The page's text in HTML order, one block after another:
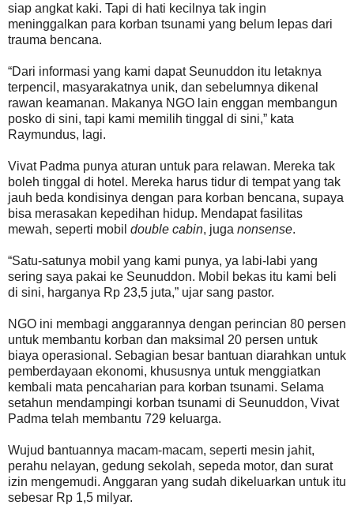
siap angkat kaki. Tapi di hati kecilnya tak ingin
meninggalkan para korban tsunami yang belum lepas dari
trauma bencana.
“Dari informasi yang kami dapat Seunuddon itu letaknya
terpencil, masyarakatnya unik, dan sebelumnya dikenal
rawan keamanan. Makanya NGO lain enggan membangun
posko di sini, tapi kami memilih tinggal di sini,” kata
Raymundus, lagi.
Vivat Padma punya aturan untuk para relawan. Mereka tak
boleh tinggal di hotel. Mereka harus tidur di tempat yang tak
jauh beda kondisinya dengan para korban bencana, supaya
bisa merasakan kepedihan hidup. Mendapat fasilitas
mewah, seperti mobil double cabin, juga nonsense.
“Satu-satunya mobil yang kami punya, ya labi-labi yang
sering saya pakai ke Seunuddon. Mobil bekas itu kami beli
di sini, harganya Rp 23,5 juta,” ujar sang pastor.
NGO ini membagi anggarannya dengan perincian 80 persen
untuk membantu korban dan maksimal 20 persen untuk
biaya operasional. Sebagian besar bantuan diarahkan untuk
pemberdayaan ekonomi, khususnya untuk menggiatkan
kembali mata pencaharian para korban tsunami. Selama
setahun mendampingi korban tsunami di Seunuddon, Vivat
Padma telah membantu 729 keluarga.
Wujud bantuannya macam-macam, seperti mesin jahit,
perahu nelayan, gedung sekolah, sepeda motor, dan surat
izin mengemudi. Anggaran yang sudah dikeluarkan untuk itu
sebesar Rp 1,5 milyar.